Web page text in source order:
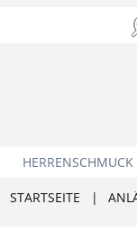
HERRENSCHMUCK
STARTSEITE |